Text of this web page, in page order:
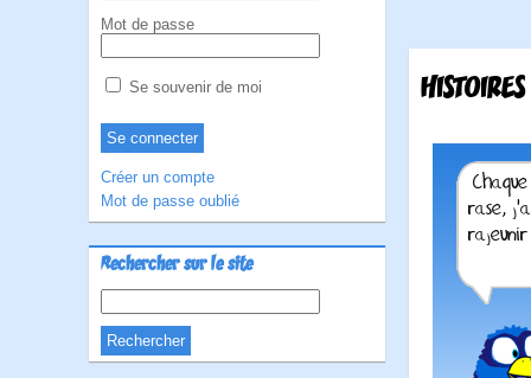
Mot de passe
Se souvenir de moi
Créer un compte
Mot de passe oublié
Rechercher sur le site